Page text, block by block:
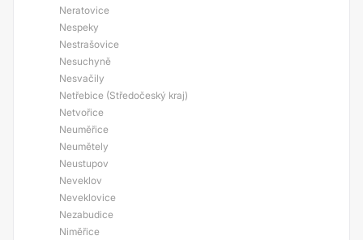
Neratovice
Nespeky
Nestrašovice
Nesuchyně
Nesvačily
Netřebice (Středočeský kraj)
Netvořice
Neuměřice
Neumětely
Neustupov
Neveklov
Neveklovice
Nezabudice
Niměřice